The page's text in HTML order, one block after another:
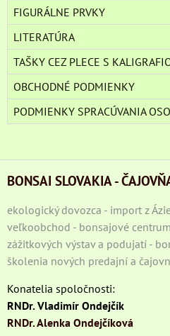
FIGURÁLNE PRVKY
LITERATÚRA
TAŠKY CEZ PLECE S
OBCHODNÉ PODMIENKY
PODMIENKY SPRACÚVANIA
BONSAI SLOVAKIA -
ekologický dovozca - import z
veľkoobchod - bonsajové
zážitkových výstav a podujatí -
školenia nových predajní a
Konatelia spoločnosti:
RNDr. Vladimír Ondejčík
RNDr. Alenka Ondejčíková